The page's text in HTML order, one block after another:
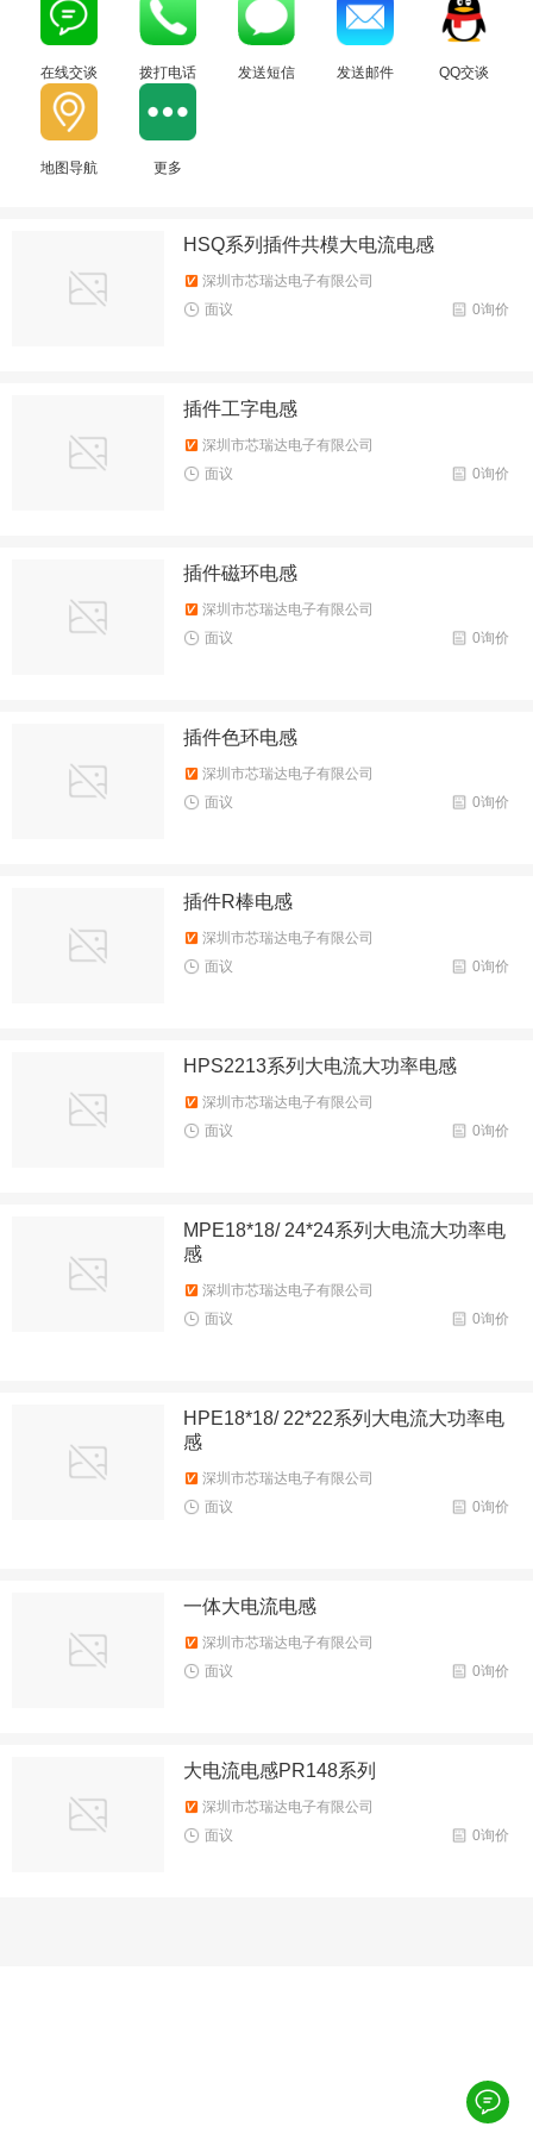
在线交谈 拨打电话 发送短信 发送邮件 QQ交谈
地图导航 更多
HSQ系列插件共模大电流电感
深圳市芯瑞达电子有限公司
0询价
面议
插件工字电感
深圳市芯瑞达电子有限公司
0询价
面议
插件磁环电感
深圳市芯瑞达电子有限公司
0询价
面议
插件色环电感
深圳市芯瑞达电子有限公司
0询价
面议
插件R棒电感
深圳市芯瑞达电子有限公司
0询价
面议
HPS2213系列大电流大功率电感
深圳市芯瑞达电子有限公司
0询价
面议
MPE18*18/ 24*24系列大电流大功率电
感
深圳市芯瑞达电子有限公司
0询价
面议
HPE18*18/ 22*22系列大电流大功率电
感
深圳市芯瑞达电子有限公司
0询价
面议
一体大电流电感
深圳市芯瑞达电子有限公司
0询价
面议
大电流电感PR148系列
深圳市芯瑞达电子有限公司
0询价
面议